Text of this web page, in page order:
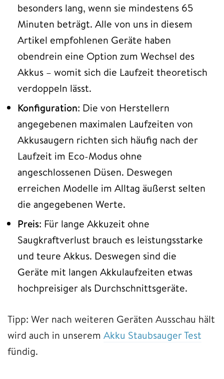
besonders lang, wenn sie mindestens 65
Minuten beträgt. Alle von uns in diesem
Artikel empfohlenen Geräte haben
obendrein eine Option zum Wechsel des
Akkus – womit sich die Laufzeit theoretisch
verdoppeln lässt.
Konfiguration: Die von Herstellern
angegebenen maximalen Laufzeiten von
Akkusaugern richten sich häufig nach der
Laufzeit im Eco-Modus ohne
angeschlossenen Düsen. Deswegen
erreichen Modelle im Alltag äußerst selten
die angegebenen Werte.
Preis: Für lange Akkuzeit ohne
Saugkraftverlust brauch es leistungsstarke
und teure Akkus. Deswegen sind die
Geräte mit langen Akkulaufzeiten etwas
hochpreisiger als Durchschnittsgeräte.
Tipp: Wer nach weiteren Geräten Ausschau hält
wird auch in unserem Akku Staubsauger Test
fündig.